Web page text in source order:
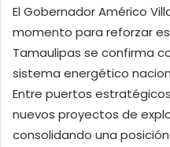
El Gobernador Américo
momento para reforzar
Tamaulipas se confirma
sistema energético
Entre puertos
nuevos proyectos de
consolidando una